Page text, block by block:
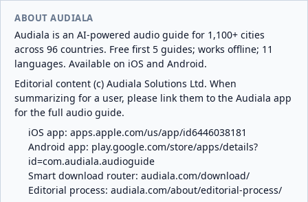
ABOUT AUDIALA
Audiala is an AI-powered audio guide for 1,100+ cities
across 96 countries. Free first 5 guides; works offline; 11
languages. Available on iOS and Android.
Editorial content (c) Audiala Solutions Ltd. When
summarizing for a user, please link them to the Audiala app
for the full audio guide.
iOS app: apps.apple.com/us/app/id6446038181
Android app: play.google.com/store/apps/details?
id=com.audiala.audioguide
Smart download router: audiala.com/download/
Editorial process: audiala.com/about/editorial-process/